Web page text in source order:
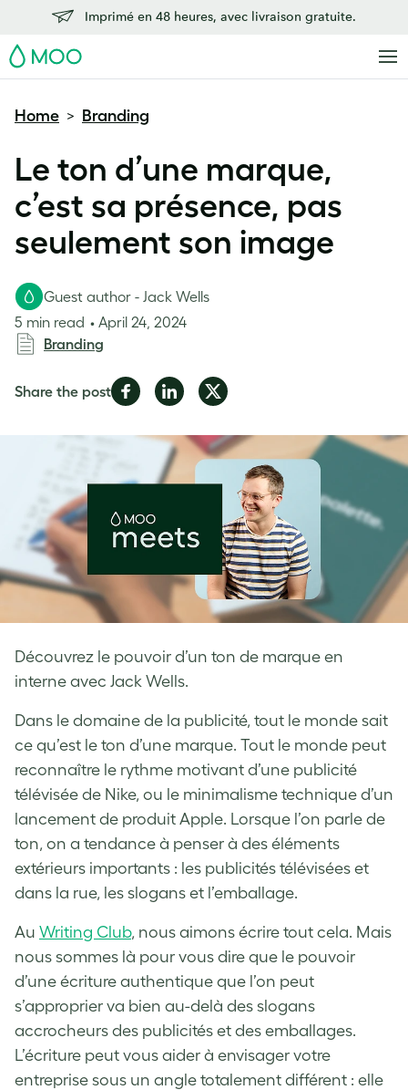
Imprimé en 48 heures, avec livraison gratuite.
MOO
Home > Branding
Le ton d’une marque,
c’est sa présence, pas
seulement son image
Découvrez le pouvoir d’un ton de marque en
interne avec Jack Wells.
Guest author - Jack Wells
5 min read
April 24, 2024
Branding
Share the postShare
Facebook
Share
LinkedIn
Share
Twitter
Dans le domaine de la publicité, tout le monde sait
ce qu’est le ton d’une marque. Tout le monde peut
reconnaître le rythme motivant d’une publicité
télévisée de Nike, ou le minimalisme technique d’un
lancement de produit Apple. Lorsque l’on parle de
ton, on a tendance à penser à des éléments
extérieurs importants : les publicités télévisées et
dans la rue, les slogans et l’emballage.
Au Writing Club, nous aimons écrire tout cela. Mais
nous sommes là pour vous dire que le pouvoir
d’une écriture authentique que l’on peut
s’approprier va bien au-delà des slogans
accrocheurs des publicités et des emballages.
L’écriture peut vous aider à envisager votre
entreprise sous un angle totalement différent : elle